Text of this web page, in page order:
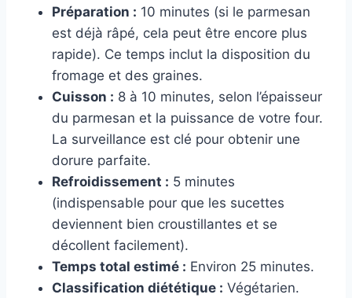
Préparation : 10 minutes (si le parmesan
est déjà râpé, cela peut être encore plus
rapide). Ce temps inclut la disposition du
fromage et des graines.
Cuisson : 8 à 10 minutes, selon l’épaisseur
du parmesan et la puissance de votre four.
La surveillance est clé pour obtenir une
dorure parfaite.
Refroidissement : 5 minutes
(indispensable pour que les sucettes
deviennent bien croustillantes et se
décollent facilement).
Temps total estimé : Environ 25 minutes.
Classification diététique : Végétarien.